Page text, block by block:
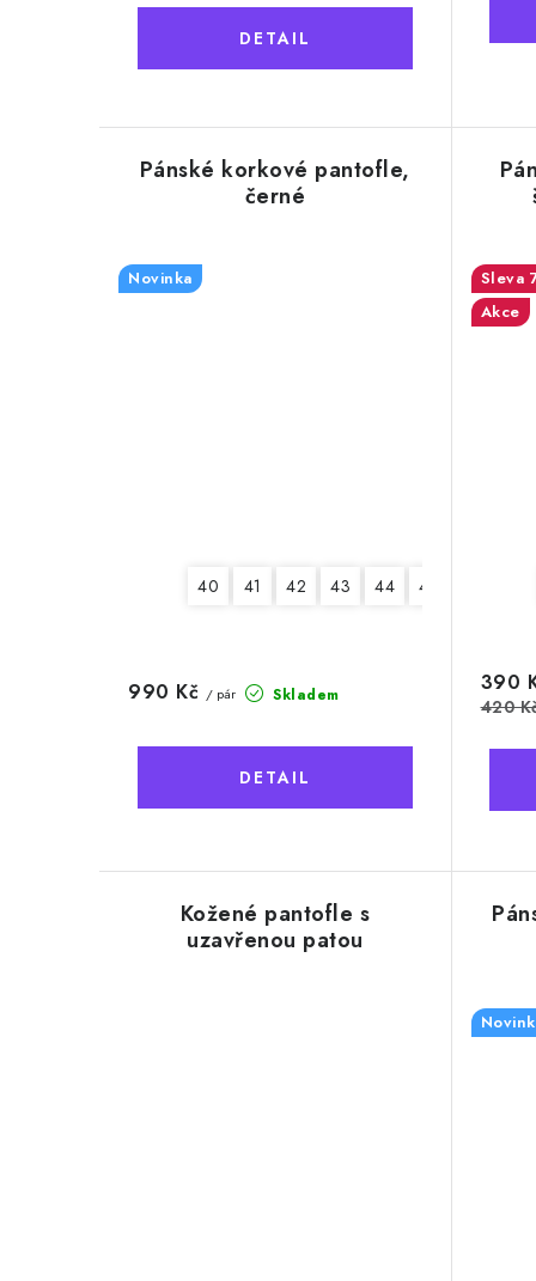
Pánské korkové pantofle,
černé
Novinka
40 41 42 43 44 45
Skladem
990 Kč / pár
Akce
390
420
Kožené pantofle s
uzavřenou patou